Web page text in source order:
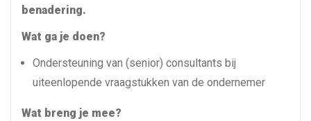
benadering.
Wat ga je doen?
Ondersteuning van (senior) consultants bij
uiteenlopende vraagstukken van de ondernemer
Wat breng je mee?